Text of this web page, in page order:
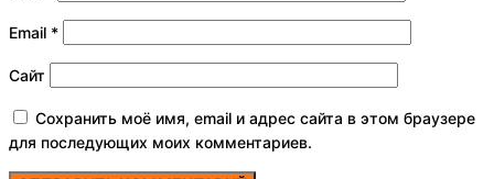
Email *
Сайт
Сохранить моё имя, email и адрес сайта в этом браузере
для последующих моих комментариев.